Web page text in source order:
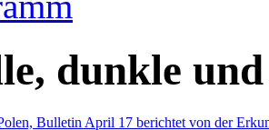
dunkle
Bulletin April 17 berichtet von der